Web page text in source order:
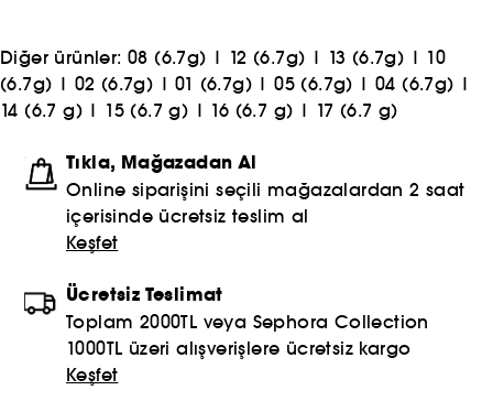
Diğer ürünler:08 (6.7g) | 12 (6.7g) | 13 (6.7g) | 10
(6.7g) | 02 (6.7g) |01 (6.7g) |05 (6.7g) |04 (6.7g) |
14 (6.7 g) | 15 (6.7 g) | 16 (6.7 g) | 17 (6.7 g)
Tıkla, Mağazadan Al
Online siparişini seçili mağazalardan 2 saat
içerisinde ücretsiz teslim al
Keşfet
Ücretsiz Teslimat
Toplam 2000TL veya Sephora Collection
1000TL üzeri alışverişlere ücretsiz kargo
Keşfet